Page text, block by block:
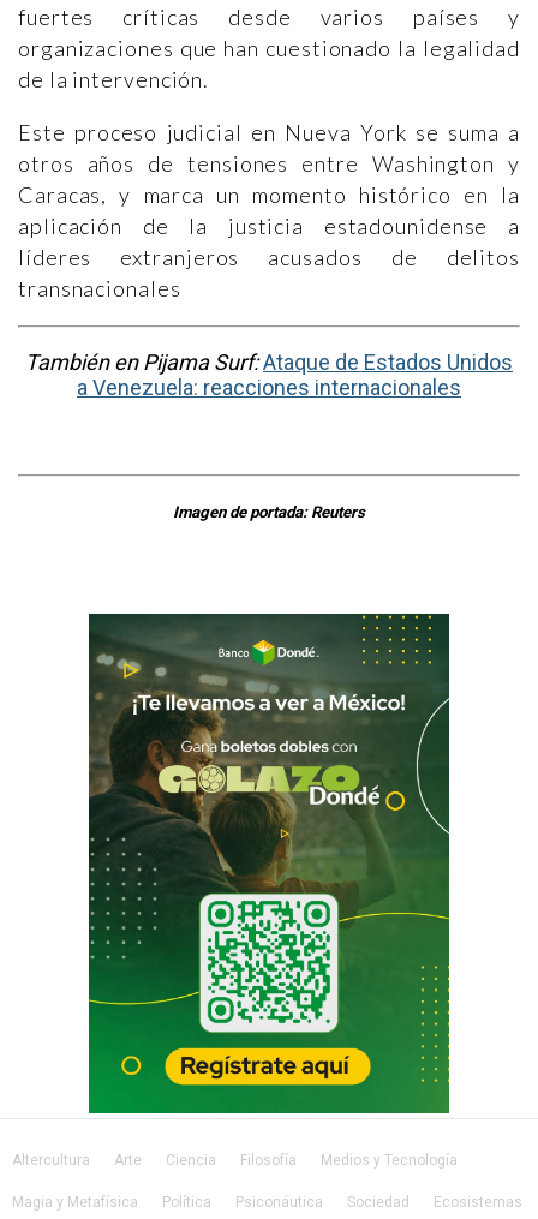
fuertes críticas desde varios países y
organizaciones que han cuestionado la legalidad
de la intervención.
Este proceso judicial en Nueva York se suma a
otros años de tensiones entre Washington y
Caracas, y marca un momento histórico en la
aplicación de la justicia estadounidense a
líderes extranjeros acusados de delitos
transnacionales
También en Pijama Surf:Ataque de Estados Unidos
a Venezuela: reacciones internacionales
Imagen de portada: Reuters
Altercultura Arte Ciencia Filosofía Medios y Tecnología
Magia y Metafísica Política Psiconáutica Sociedad Ecosistemas